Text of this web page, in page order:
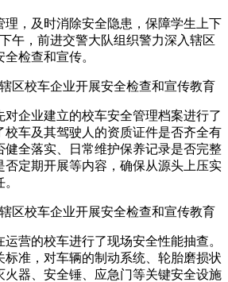
理，及时消除安全隐患，保障学生上下
午，前进交警大队组织警力深入辖区
检查和宣传。
对企业建立的校车安全管理档案进行了
校车及其驾驶人的资质证件是否齐全有
健全落实、日常维护保养记录是否完整
否定期开展等内容，确保从源头上压实
营的校车进行了现场安全性能抽查。
标准，对车辆的制动系统、轮胎磨损状
火器、安全锤、应急门等关键安全设施